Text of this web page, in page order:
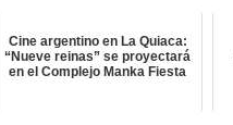
Cine argentino en La Quiaca:
“Nueve reinas” se proyectará
en el Complejo Manka Fiesta